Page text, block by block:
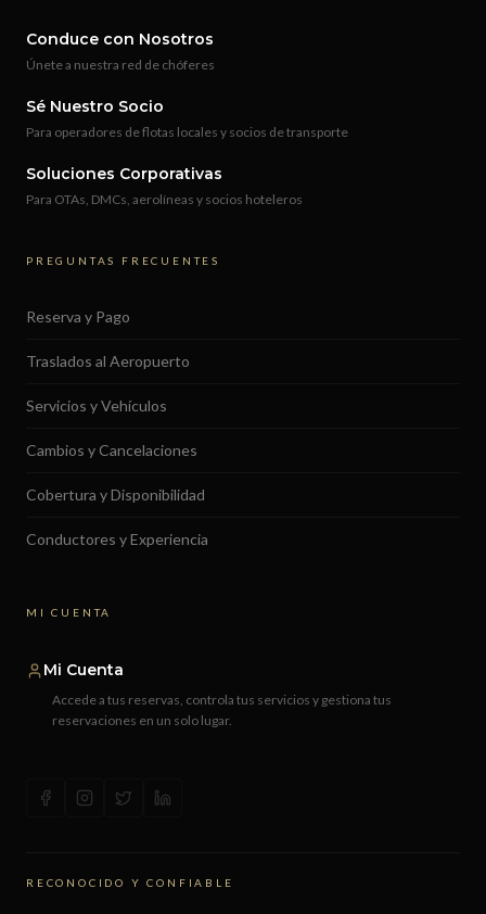
Conduce con Nosotros
Únete a nuestra red de chóferes
Sé Nuestro Socio
Para operadores de flotas locales y socios de transporte
Soluciones Corporativas
Para OTAs, DMCs, aerolíneas y socios hoteleros
PREGUNTAS FRECUENTES
Reserva y Pago
Traslados al Aeropuerto
Servicios y Vehículos
Cambios y Cancelaciones
Cobertura y Disponibilidad
Conductores y Experiencia
MI CUENTA
Mi Cuenta
Accede a tus reservas, controla tus servicios y gestiona tus
reservaciones en un solo lugar.
RECONOCIDO Y CONFIABLE